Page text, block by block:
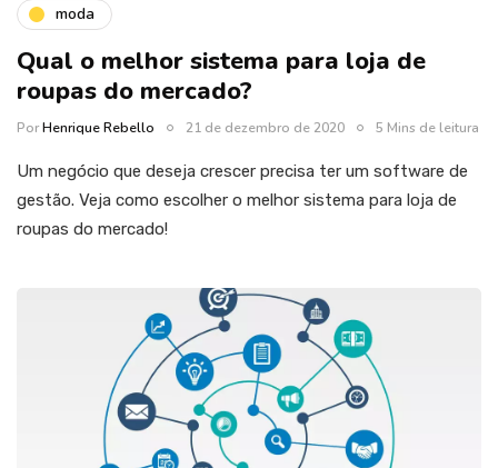
moda
Qual o melhor sistema para loja de
roupas do mercado?
PorHenrique Rebello 21 de dezembro de 2020 5 Mins de leitura
Um negócio que deseja crescer precisa ter um software de
gestão. Veja como escolher o melhor sistema para loja de
roupas do mercado!